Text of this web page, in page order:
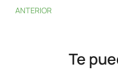
ANTERIOR
Te